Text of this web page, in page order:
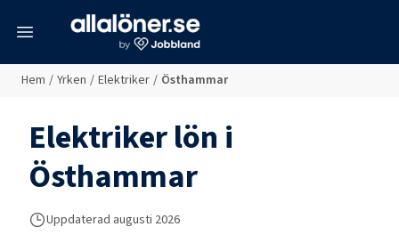
Hem / Yrken / Elektriker / Östhammar
Elektrikerlön i
Östhammar
Uppdaterad augusti 2026